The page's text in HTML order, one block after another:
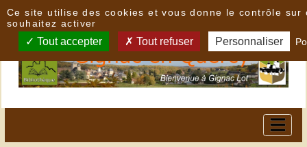
Ce site utilise des cookies et vous donne le contrôle sur
souhaitez activer
Tout accepter Tout refuser Personnaliser